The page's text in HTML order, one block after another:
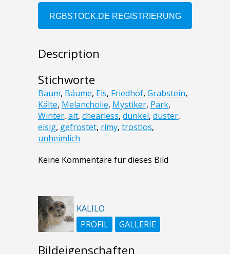
Description
Stichworte
Baum, Bäume, Eis, Friedhof, Grabstein,
Kälte, Melancholie, Mystiker, Park,
Winter, alt, chearless, dunkel, düster,
eisig, gefrostet, rimy, trostlos,
unheimlich
Keine Kommentare für dieses Bild
KALILO
PROFIL
GALLERIE
Bildeigenschaften